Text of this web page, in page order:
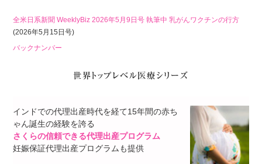
全米日系新聞 WeeklyBiz 2026年5月9日号 執筆中 乳がんワクチンの行方
(2026年5月15日号)
バックナンバー
インドでの代理出産時代を経て15年間の赤ち
ゃん誕生の経験を誇る
さくらの信頼できる代理出産プログラム
妊娠保証代理出産プログラムも提供